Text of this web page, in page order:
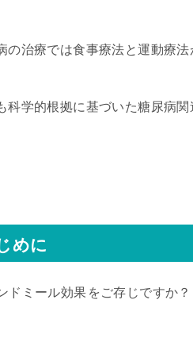
の治療では食事療法と運動療法
科学的根拠に基づいた糖尿病関
めに
ドミール効果 をご存じですか？